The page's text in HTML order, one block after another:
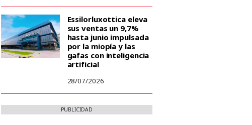
Essilorluxottica eleva
sus ventas un 9,7%
hasta junio impulsada
por la miopía y las
gafas con inteligencia
artificial
28/07/2026
PUBLICIDAD